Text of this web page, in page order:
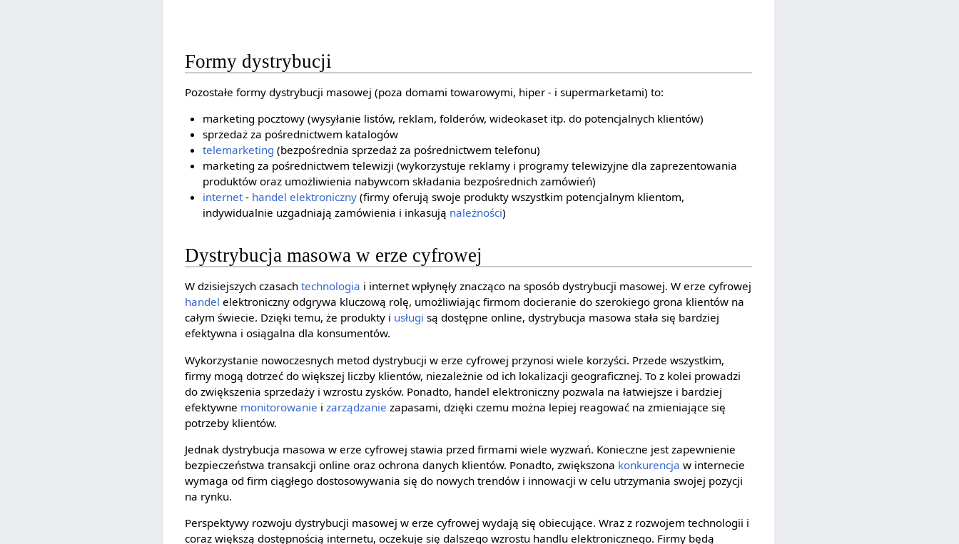
Formy dystrybucji
Pozostałe formy dystrybucji masowej (poza domami towarowymi, hiper - i supermarketami) to:
marketing pocztowy (wysyłanie listów, reklam, folderów, wideokaset itp. do potencjalnych klientów)
sprzedaż za pośrednictwem katalogów
telemarketing (bezpośrednia sprzedaż za pośrednictwem telefonu)
marketing za pośrednictwem telewizji (wykorzystuje reklamy i programy telewizyjne dla zaprezentowania
produktów oraz umożliwienia nabywcom składania bezpośrednich zamówień)
internet- handel elektroniczny(firmy oferują swoje produkty wszystkim potencjalnym klientom,
indywidualnie uzgadniają zamówienia i inkasują należności)
Dystrybucja masowa w erze cyfrowej
W dzisiejszych czasachtechnologia i internet wpłynęły znacząco na sposób dystrybucji masowej. W erze cyfrowej
handel elektroniczny odgrywa kluczową rolę, umożliwiając firmom docieranie do szerokiego grona klientów na
całym świecie. Dzięki temu, że produkty i usługi są dostępne online, dystrybucja masowa stała się bardziej
efektywna i osiągalna dla konsumentów.
Wykorzystanie nowoczesnych metod dystrybucji w erze cyfrowej przynosi wiele korzyści. Przede wszystkim,
firmy mogą dotrzeć do większej liczby klientów, niezależnie od ich lokalizacji geograficznej. To z kolei prowadzi
do zwiększenia sprzedaży i wzrostu zysków. Ponadto, handel elektroniczny pozwala na łatwiejsze i bardziej
efektywne monitorowanie izarządzanie zapasami, dzięki czemu można lepiej reagować na zmieniające się
potrzeby klientów.
Jednak dystrybucja masowa w erze cyfrowej stawia przed firmami wiele wyzwań. Konieczne jest zapewnienie
bezpieczeństwa transakcji online oraz ochrona danych klientów. Ponadto, zwiększona konkurencja w internecie
wymaga od firm ciągłego dostosowywania się do nowych trendów i innowacji w celu utrzymania swojej pozycji
na rynku.
Perspektywy rozwoju dystrybucji masowej w erze cyfrowej wydają się obiecujące. Wraz z rozwojem technologii i
coraz większą dostępnością internetu, oczekuje się dalszego wzrostu handlu elektronicznego. Firmy będą